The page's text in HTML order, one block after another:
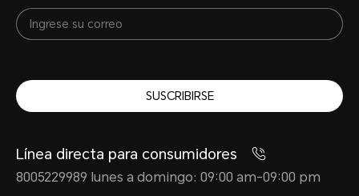
SUSCRIBIRSE
Línea directa para consumidores
8005229989 lunes a domingo: 09:00 am-09:00 pm